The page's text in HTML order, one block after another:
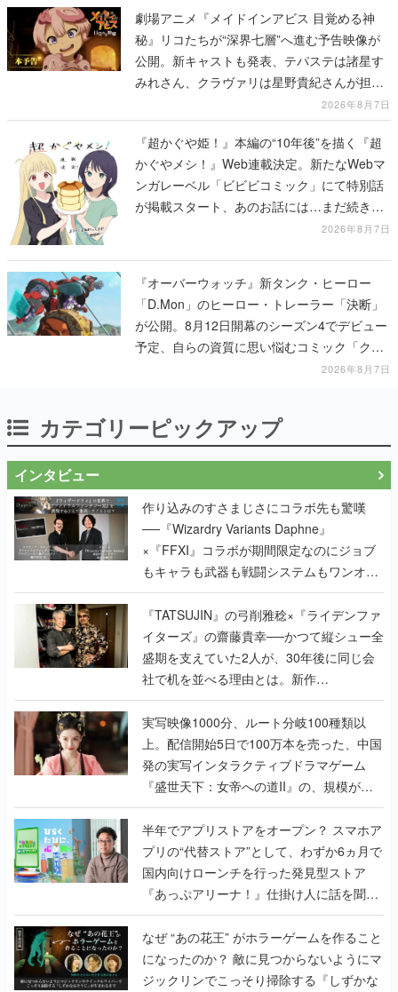
劇場アニメ『メイドインアビス 目覚める神
秘』リコたちが“深界七層”へ進む予告映像が
公開。新キャストも発表、テパステは諸星す
みれさん、クラヴァリは星野貴紀さんが担当
2026年8月7日
『超かぐや姫！』本編の“10年後”を描く『超
かぐやメシ！』Web連載決定。新たなWebマ
ンガレーベル「ビビビコミック」にて特別話
が掲載スタート、あのお話には…まだ続きが
2026年8月7日
『オーバーウォッチ』新タンク・ヒーロー
「D.Mon」のヒーロー・トレーラー「決断」
が公開。8月12日開幕のシーズン4でデビュー
予定、自らの資質に思い悩むコミック「クロ
2026年8月7日
カテゴリーピックアップ
インタビュー
作り込みのすさまじさにコラボ先も驚嘆
──『Wizardry Variants Daphne』
×『FFXI』コラボが期間限定なのにジョブ
もキャラも武器も戦闘システムもワンオフ
で作り込まれた理由を両ディレクターに聞
く
『TATSUJIN』の弓削雅稔×『ライデンファ
イターズ』の齋藤貴幸──かつて縦シュー全
盛期を支えていた2人が、30年後に同じ会
社で机を並べる理由とは。新作
『TATSUJIN EXTREME』で初タッグを組
んだレジェンド2人に訊く開発秘話
実写映像1000分、ルート分岐100種類以
上。配信開始5日で100万本を売った、中国
発の実写インタラクティブドラマゲーム
『盛世天下：女帝への道II』の、規模が違
うこだわりをプロデューサーに聞いた
半年でアプリストアをオープン？ スマホア
プリの“代替ストア”として、わずか6ヵ月で
国内向けローンチを行った発見型ストア
『あっぷアリーナ！』仕掛け人に話を聞い
てみた
なぜ “あの花王” がホラーゲームを作ること
になったのか？ 敵に見つからないようにマ
ジックリンでこっそり掃除する『しずかな